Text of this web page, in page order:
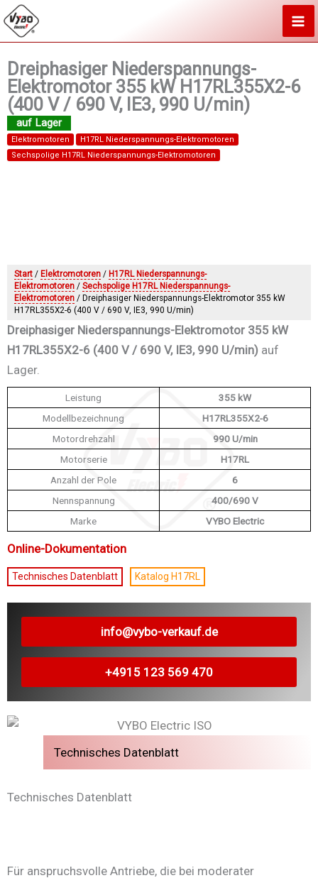
Zum
Inhalt
Dreiphasiger Niederspannungs-
Elektromotor 355 kW H17RL355X2-6
(400 V / 690 V, IE3, 990 U/min)
Elektromotoren
H17RL Niederspannungs-Elektromotoren
Sechspolige H17RL Niederspannungs-Elektromotoren
Start / Elektromotoren / H17RL Niederspannungs-
Elektromotoren / Sechspolige H17RL Niederspannungs-
Elektromotoren / Dreiphasiger Niederspannungs-Elektromotor 355 kW
H17RL355X2-6 (400 V / 690 V, IE3, 990 U/min)
Dreiphasiger Niederspannungs-Elektromotor 355 kW
H17RL355X2-6 (400 V / 690 V, IE3, 990 U/min) auf
Lager.
Leistung
355 kW
Modellbezeichnung
H17RL355X2-6
Motordrehzahl
990 U/min
Motorserie
H17RL
Anzahl der Pole
6
Nennspannung
400/690 V
Marke
VYBO Electric
Online-Dokumentation
Technisches Datenblatt Katalog H17RL
info@vybo-verkauf.de
+4915 123 569 470
Technisches Datenblatt
Technisches Datenblatt
Für anspruchsvolle Antriebe, die bei moderater